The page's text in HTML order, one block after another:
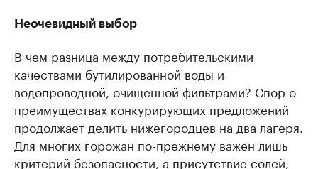
Неочевидный выбор
В чем разница между потребительскими
качествами бутилированной воды и
водопроводной, очищенной фильтрами? Спор о
преимуществах конкурирующих предложений
продолжает делить нижегородцев на два лагеря.
Для многих горожан по-прежнему важен лишь
критерий безопасности, а присутствие солей,